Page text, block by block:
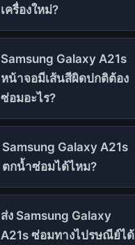
เครื่องใหม่?
Samsung Galaxy A21s
หน้าจอมีเส้นสีผิดปกติต้อง
ซ่อมอะไร?
Samsung Galaxy A21s
ตกน้ำซ่อมได้ไหม?
ส่ง Samsung Galaxy
A21s ซ่อมทางไปรษณีย์ได้